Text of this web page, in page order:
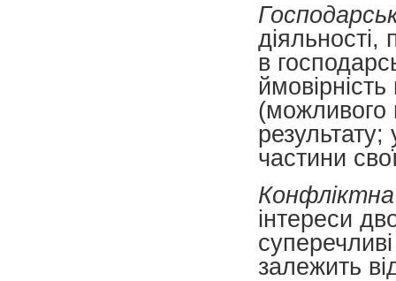
діяльності,
в
(можливого
частини
інтереси
залежить